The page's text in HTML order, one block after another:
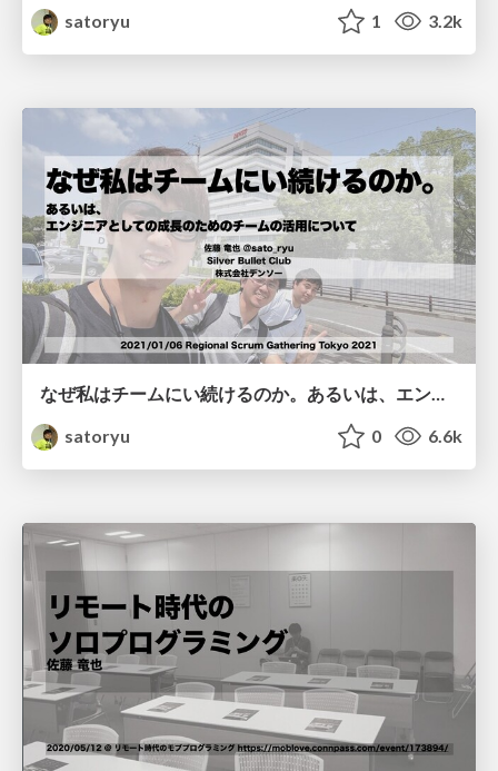
satoryu
1 3.2k
なぜ私はチームにい続けるのか。あるいは、エンジニアとしての成長のためのチームの活用について。 / Why I continue to be in the team #RSGT2021
satoryu
0 6.6k